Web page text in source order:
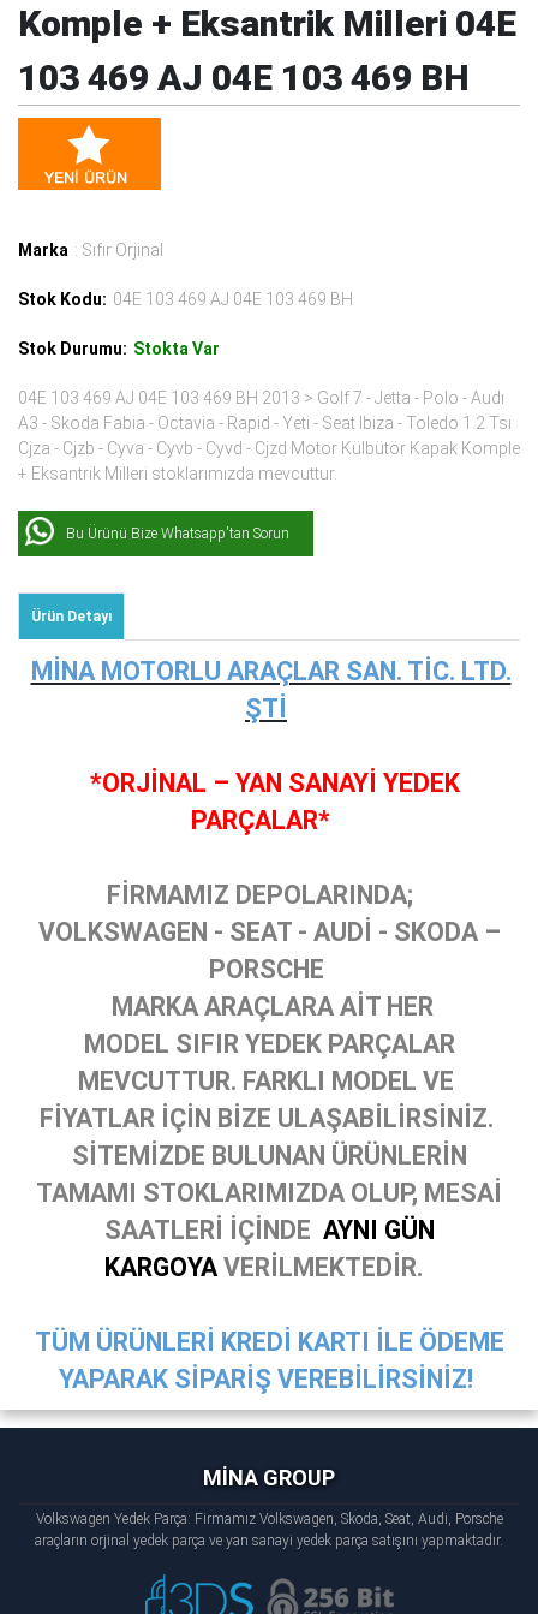
Komple + Eksantrik Milleri 04E
103 469 AJ 04E 103 469 BH
Marka : Sıfır Orjinal
Stok Kodu: 04E 103 469 AJ 04E 103 469 BH
Stok Durumu: Stokta Var
04E 103 469 AJ 04E 103 469 BH 2013 > Golf 7 - Jetta - Polo - Audı
A3 - Skoda Fabia - Octavia - Rapid - Yeti - Seat Ibiza - Toledo 1.2 Tsı
Cjza - Cjzb - Cyva - Cyvb - Cyvd - Cjzd Motor Külbütör Kapak Komple
+ Eksantrik Milleri stoklarımızda mevcuttur.
Bu Ürünü Bize Whatsapp'tan Sorun
Ürün Detayı
MİNA MOTORLU ARAÇLAR SAN. TİC. LTD.
ŞTİ
*ORJİNAL – YAN SANAYİ YEDEK
PARÇALAR*
FİRMAMIZ DEPOLARINDA;
VOLKSWAGEN - SEAT - AUDİ - SKODA –
PORSCHE
MARKA ARAÇLARA AİT HER
MODEL SIFIR YEDEK PARÇALAR
MEVCUTTUR. FARKLI MODEL VE
FİYATLAR İÇİN BİZE ULAŞABİLİRSİNİZ.
SİTEMİZDE BULUNAN ÜRÜNLERİN
TAMAMI STOKLARIMIZDA OLUP, MESAİ
SAATLERİ İÇİNDE AYNI GÜN
KARGOYA VERİLMEKTEDİR.
TÜM ÜRÜNLERİ KREDİ KARTI İLE ÖDEME
YAPARAK SİPARİŞ VEREBİLİRSİNİZ!
MİNA GROUP
Volkswagen Yedek Parça: Firmamız Volkswagen, Skoda, Seat, Audi, Porsche
araçların orjinal yedek parça ve yan sanayi yedek parça satışını yapmaktadır.